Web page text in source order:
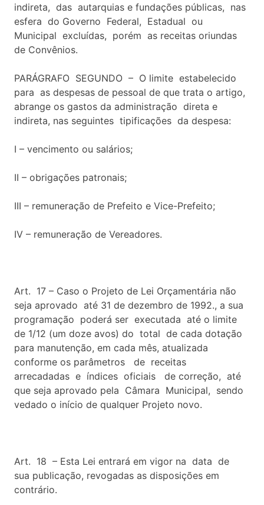
indireta, das autarquias e fundações públicas, nas
esfera do Governo Federal, Estadual ou
Municipal excluídas, porém as receitas oriundas
de Convênios.
PARÁGRAFO SEGUNDO – O limite estabelecido
para as despesas de pessoal de que trata o artigo,
abrange os gastos da administração direta e
indireta, nas seguintes tipificações da despesa:
I – vencimento ou salários;
II – obrigações patronais;
III – remuneração de Prefeito e Vice-Prefeito;
IV – remuneração de Vereadores.
Art. 17 – Caso o Projeto de Lei Orçamentária não
seja aprovado até 31 de dezembro de 1992., a sua
programação poderá ser executada até o limite
de 1/12 (um doze avos) do total de cada dotação
para manutenção, em cada mês, atualizada
conforme os parâmetros de receitas
arrecadadas e índices oficiais de correção, até
que seja aprovado pela Câmara Municipal, sendo
vedado o início de qualquer Projeto novo.
Art. 18 – Esta Lei entrará em vigor na data de
sua publicação, revogadas as disposições em
contrário.